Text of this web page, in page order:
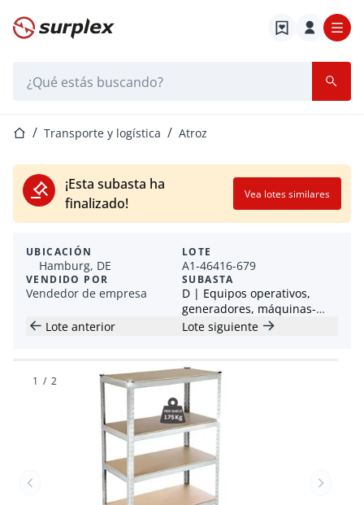
Página de inicio
Página de inicio
Transporte y logística Atroz
¡Esta subasta ha
finalizado!
Vea lotes similares
UBICACIÓN
Hamburg, DE
VENDIDO POR
Vendedor de empresa
LOTE
A1-46416-679
SUBASTA
D | Equipos operativos,
generadores, máquinas-
herramienta y más
Lote anterior Lote siguiente
Artículo anterior
1 / 2